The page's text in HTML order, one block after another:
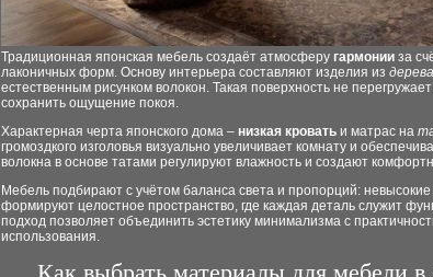
Традиционная японская мебель создаёт атмосферу гармонии за
лаконичных форм. Основу интерьера составляют изделия из дерева
естественным рисунком волокон. Такая поверхность не
сохранить ощущение покоя.
Характерная черта японского дома – низкая кровать и матрас на
громоздкого изголовья визуально увеличивает комнату и
волокна в основе татами регулируют влажность и создают
Мебель подбирают с учётом баланса света и пропорций:
формируют целостное пространство, где каждая деталь служит
подход позволяет объединить эстетику минимализма с
использования.